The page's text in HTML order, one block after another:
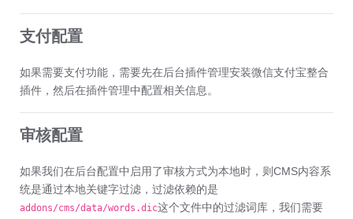
支付配置
如果需要支付功能，需要先在后台插件管理安装微信支付宝整合
插件，然后在插件管理中配置相关信息。
审核配置
如果我们在后台配置中启用了审核方式为本地时，则CMS内容系
统是通过本地关键字过滤，过滤依赖的是
addons/cms/data/words.dic这个文件中的过滤词库，我们需要